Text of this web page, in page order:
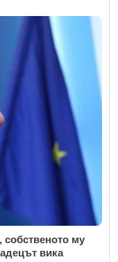
собственото му
вика